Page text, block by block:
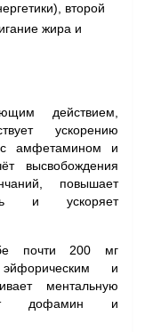
второй
жира и
действием,
ускорению
с амфетамином и
высвобождения
повышает
и ускоряет
почти 200 мг
и
ментальную
дофамин и